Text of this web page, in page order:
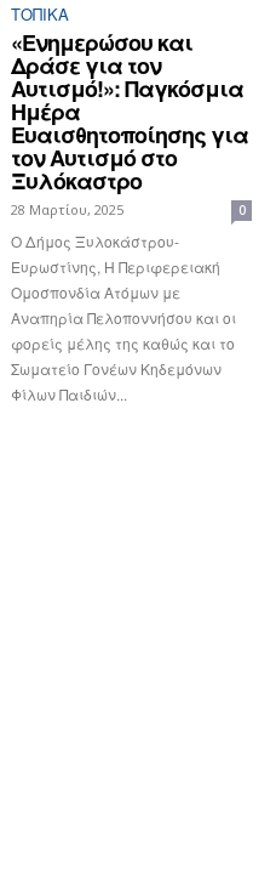
ΤΟΠΙΚΑ
«Ενημερώσου και
Δράσε για τον
Αυτισμό!»: Παγκόσμια
Ημέρα
Ευαισθητοποίησης για
τον Αυτισμό στο
Ξυλόκαστρο
28 Μαρτίου, 2025 0
Ο Δήμος Ξυλοκάστρου-
Ευρωστίνης, Η Περιφερειακή
Ομοσπονδία Ατόμων με
Αναπηρία Πελοποννήσου και οι
φορείς μέλης της καθώς και το
Σωματείο Γονέων Κηδεμόνων
Φίλων Παιδιών...